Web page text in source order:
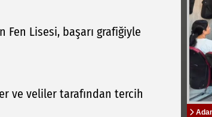
Lisesi, başarı grafiğiyle
ve veliler tarafından tercih
ADS